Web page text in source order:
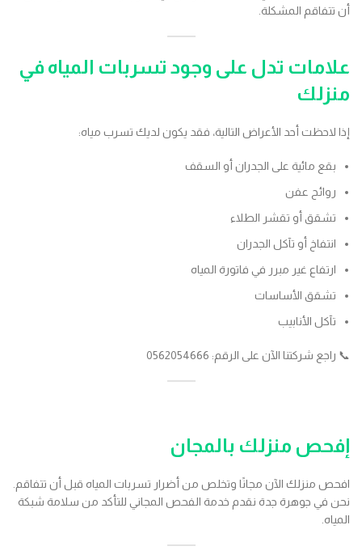
أن تتفاقم المشكلة.
علامات تدل على وجود تسربات المياه في
منزلك
إذا لاحظت أحد الأعراض التالية، فقد يكون لديك تسرب مياه:
بقع مائية على الجدران أو السقف
روائح عفن
تشقق أو تقشر الطلاء
انتفاخ أو تآكل الجدران
ارتفاع غير مبرر في فاتورة المياه
تشقق الأساسات
تآكل الأنابيب
📞 راجع شركتنا الآن على الرقم: 0562054666
إفحص منزلك بالمجان
افحص منزلك الآن مجانًا وتخلص من أضرار تسربات المياه قبل أن تتفاقم.
نحن في جوهرة جدة نقدم خدمة الفحص المجاني للتأكد من سلامة شبكة
المياه.